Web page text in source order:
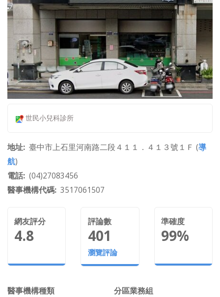
世民小兒科診所
地址 臺中市上石里河南路二段４１１．４１３號１Ｆ (導
航)
電話 (04)27083456
醫事機構代碼 3517061507
網友評分
4.8
評論數
401
瀏覽評論
準確度
99%
醫事機構種類
分區業務組